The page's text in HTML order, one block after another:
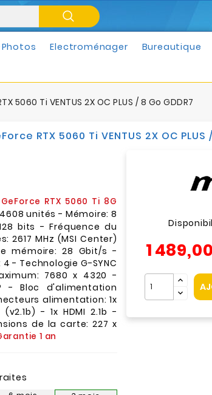
Electroménager Bureautique
5060 Ti VENTUS 2X OC PLUS / 8 Go GDDR7
RTX 5060 Ti VENTUS 2X OC PLUS
RTX 5060 Ti 8G
unités - Mémoire: 8
bits - Fréquence du
2617 MHz (MSI Center)
mémoire: 28 Gbit/s -
- Technologie G-SYNC
7680 x 4320 -
- Bloc d'alimentation
alimentation: 1x
- 1x HDMI 2.1b -
de la carte: 227 x
1 an
1